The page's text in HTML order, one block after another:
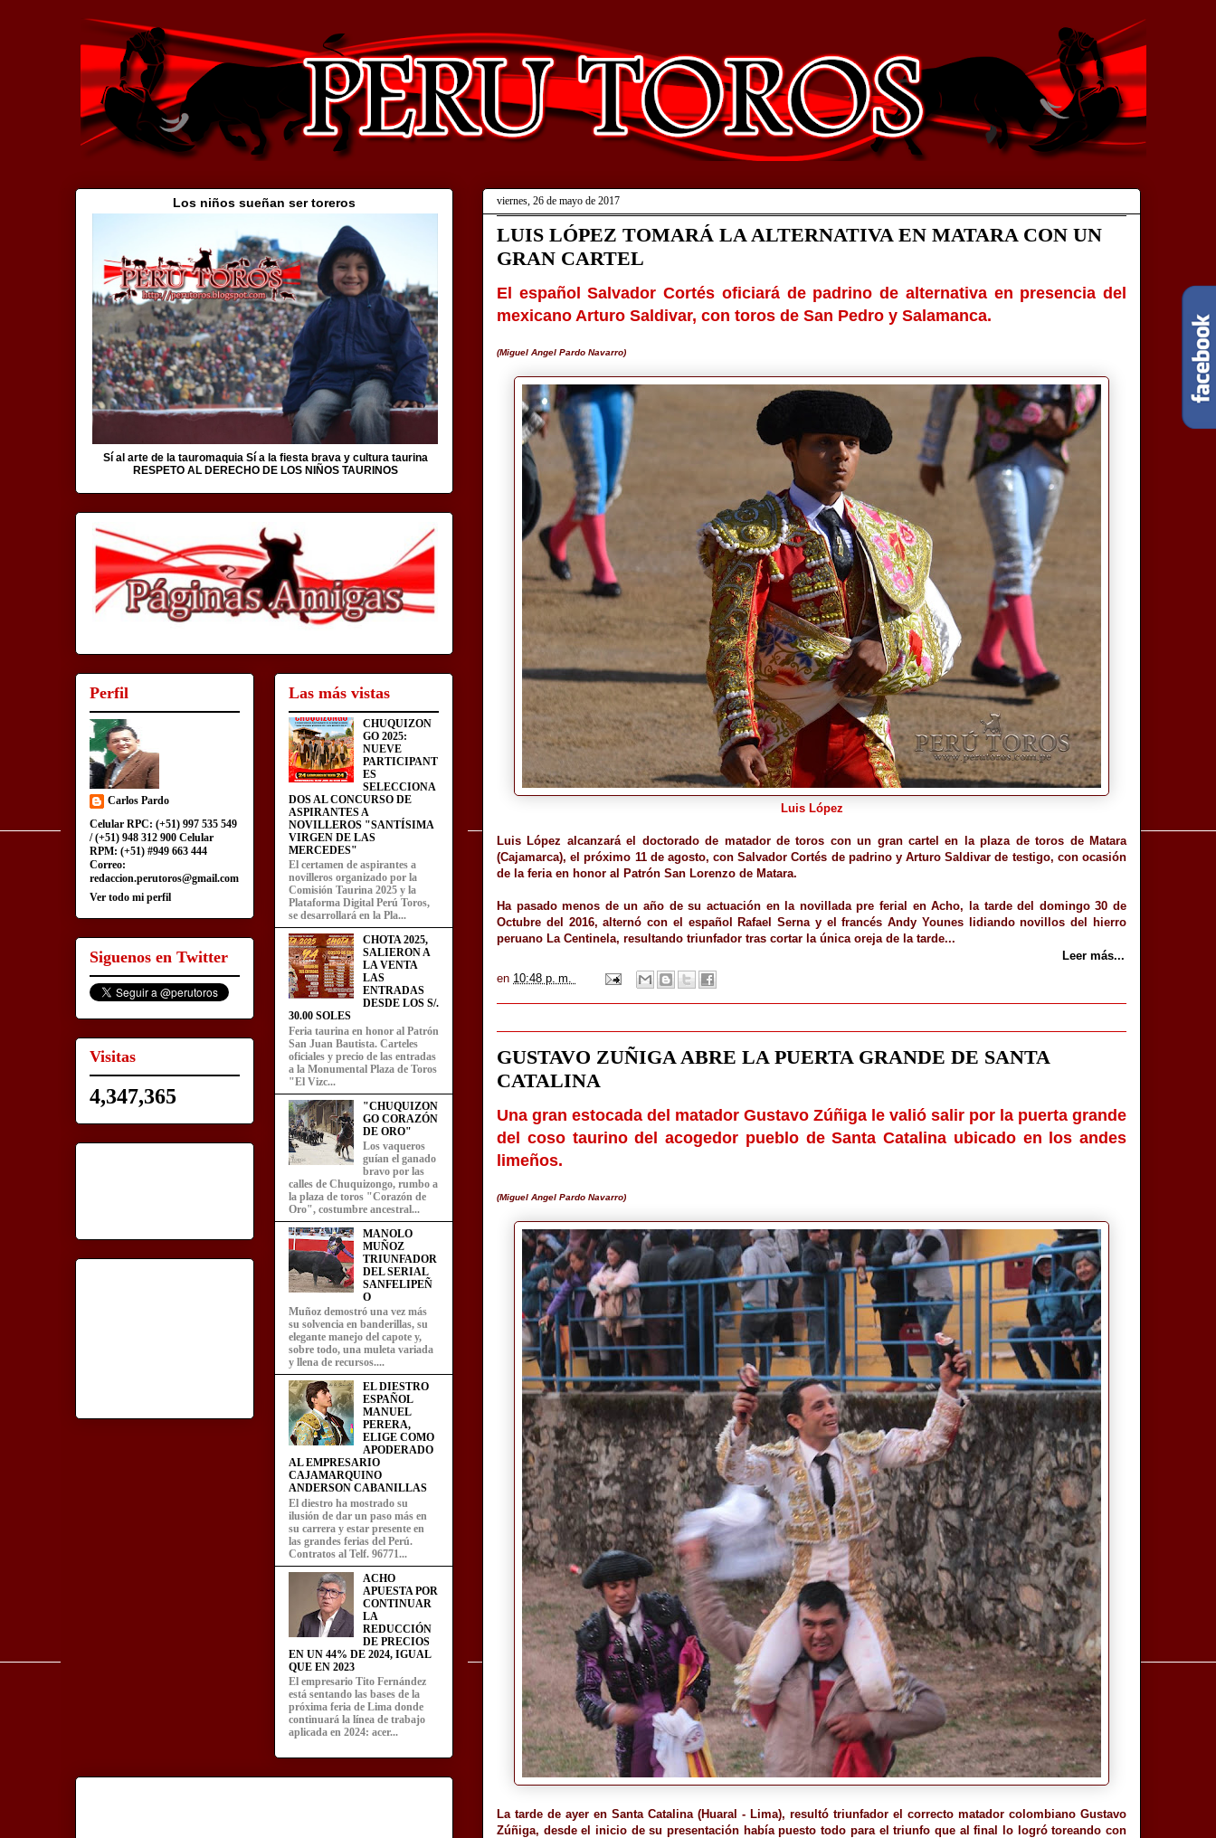
viernes, 26 de mayo de 2017
LUIS LÓPEZ TOMARÁ LA ALTERNATIVA EN MATARA CON UN
GRAN CARTEL
El español Salvador Cortés oficiará de padrino de alternativa en presencia del
mexicano Arturo Saldivar, con toros de San Pedro y Salamanca.
(Miguel Angel Pardo Navarro)
Luis López
Luis López alcanzará el doctorado de matador de toros con un gran cartel en la plaza de toros de Matara
(Cajamarca), el próximo 11 de agosto, con Salvador Cortés de padrino y Arturo Saldivar de testigo, con ocasión
de la feria en honor al Patrón San Lorenzo de Matara.
Ha pasado menos de un año de su actuación en la novillada pre ferial en Acho, la tarde del domingo 30 de
Octubre del 2016, alternó con el español Rafael Serna y el francés Andy Younes lidiando novillos del hierro
peruano La Centinela, resultando triunfador tras cortar la única oreja de la tarde...
Leer más...
en 10:48 p. m.
GUSTAVO ZUÑIGA ABRE LA PUERTA GRANDE DE SANTA
CATALINA
Una gran estocada del matador Gustavo Zúñiga le valió salir por la puerta grande
del coso taurino del acogedor pueblo de Santa Catalina ubicado en los andes
limeños.
(Miguel Angel Pardo Navarro)
La tarde de ayer en Santa Catalina (Huaral - Lima), resultó triunfador el correcto matador colombiano Gustavo
Zúñiga, desde el inicio de su presentación había puesto todo para el triunfo que al final lo logró toreando con
Los niños sueñan ser toreros
Sí al arte de la tauromaquia Sí a la fiesta brava y cultura taurina
RESPETO AL DERECHO DE LOS NIÑOS TAURINOS
Perfil
Carlos Pardo
Celular RPC: (+51) 997 535 549
/ (+51) 948 312 900 Celular
RPM: (+51) #949 663 444
Correo:
redaccion.perutoros@gmail.com
Ver todo mi perfil
Siguenos en Twitter
Visitas
4,347,365
Las más vistas
CHUQUIZON
GO 2025:
NUEVE
PARTICIPANT
ES
SELECCIONA
DOS AL CONCURSO DE
ASPIRANTES A
NOVILLEROS "SANTÍSIMA
VIRGEN DE LAS
MERCEDES"
El certamen de aspirantes a
novilleros organizado por la
Comisión Taurina 2025 y la
Plataforma Digital Perú Toros,
se desarrollará en la Pla...
CHOTA 2025,
SALIERON A
LA VENTA
LAS
ENTRADAS
DESDE LOS S/.
30.00 SOLES
Feria taurina en honor al Patrón
San Juan Bautista. Carteles
oficiales y precio de las entradas
a la Monumental Plaza de Toros
"El Vizc...
"CHUQUIZON
GO CORAZÓN
DE ORO"
Los vaqueros
guían el ganado
bravo por las
calles de Chuquizongo, rumbo a
la plaza de toros "Corazón de
Oro", costumbre ancestral...
MANOLO
MUÑOZ
TRIUNFADOR
DEL SERIAL
SANFELIPEÑ
O
Muñoz demostró una vez más
su solvencia en banderillas, su
elegante manejo del capote y,
sobre todo, una muleta variada
y llena de recursos....
EL DIESTRO
ESPAÑOL
MANUEL
PERERA,
ELIGE COMO
APODERADO
AL EMPRESARIO
CAJAMARQUINO
ANDERSON CABANILLAS
El diestro ha mostrado su
ilusión de dar un paso más en
su carrera y estar presente en
las grandes ferias del Perú.
Contratos al Telf. 96771...
ACHO
APUESTA POR
CONTINUAR
LA
REDUCCIÓN
DE PRECIOS
EN UN 44% DE 2024, IGUAL
QUE EN 2023
El empresario Tito Fernández
está sentando las bases de la
próxima feria de Lima donde
continuará la línea de trabajo
aplicada en 2024: acer...